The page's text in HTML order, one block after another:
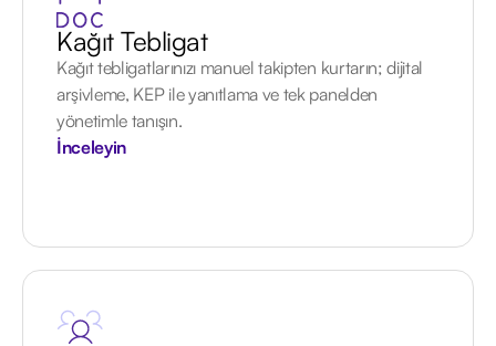
Kağıt Tebligat
Kağıt tebligatlarınızı manuel takipten kurtarın; dijital
arşivleme, KEP ile yanıtlama ve tek panelden
yönetimle tanışın.
İnceleyin